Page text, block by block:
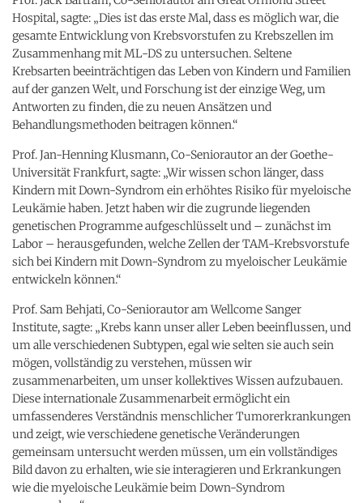
Hospital, sagte: „Dies ist das erste Mal, dass es möglich war, die
gesamte Entwicklung von Krebsvorstufen zu Krebszellen im
Zusammenhang mit ML-DS zu untersuchen. Seltene
Krebsarten beeinträchtigen das Leben von Kindern und Familien
auf der ganzen Welt, und Forschung ist der einzige Weg, um
Antworten zu finden, die zu neuen Ansätzen und
Behandlungsmethoden beitragen können.“
Prof. Jan-Henning Klusmann, Co-Seniorautor an der Goethe-
Universität Frankfurt, sagte: „Wir wissen schon länger, dass
Kindern mit Down-Syndrom ein erhöhtes Risiko für myeloische
Leukämie haben. Jetzt haben wir die zugrunde liegenden
genetischen Programme aufgeschlüsselt und – zunächst im
Labor – herausgefunden, welche Zellen der TAM-Krebsvorstufe
sich bei Kindern mit Down-Syndrom zu myeloischer Leukämie
entwickeln können.“
Prof. Sam Behjati, Co-Seniorautor am Wellcome Sanger
Institute, sagte: „Krebs kann unser aller Leben beeinflussen, und
um alle verschiedenen Subtypen, egal wie selten sie auch sein
mögen, vollständig zu verstehen, müssen wir
zusammenarbeiten, um unser kollektives Wissen aufzubauen.
Diese internationale Zusammenarbeit ermöglicht ein
umfassenderes Verständnis menschlicher Tumorerkrankungen
und zeigt, wie verschiedene genetische Veränderungen
gemeinsam untersucht werden müssen, um ein vollständiges
Bild davon zu erhalten, wie sie interagieren und Erkrankungen
wie die myeloische Leukämie beim Down-Syndrom